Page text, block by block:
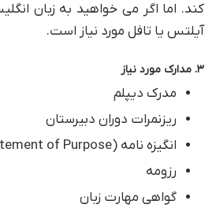
کند. اما اگر می خواهید به زبان
آیلتس یا تافل مورد نیاز است.
۳. مدارک مورد نیاز
مدرک دیپلم
ریزنمرات دوران دبیرستان
انگیزه نامه (Statement of Purpose)
رزومه
گواهی مهارت زبان